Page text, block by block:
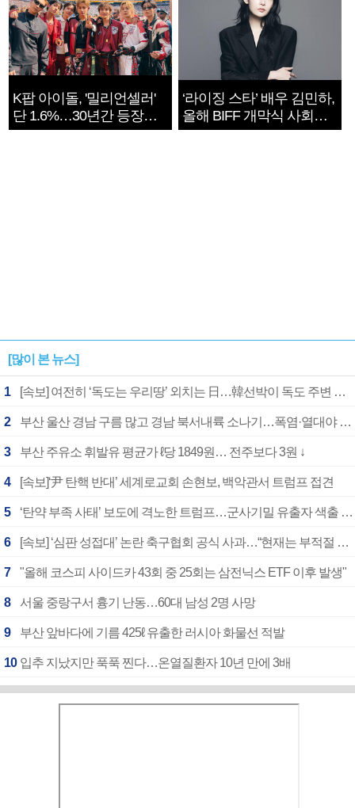
K팝 아이돌, '밀리언셀러'
단 1.6%…30년간 등장
1182개팀 전수조사
‘라이징 스타’ 배우 김민하,
올해 BIFF 개막식 사회자
확정
[많이 본 뉴스]
1 [속보] 여전히 ‘독도는 우리땅’ 외치는 日…韓선박이 독도 주변 해양조사 활동하자 반발
2 부산 울산 경남 구름 많고 경남 북서내륙 소나기…폭염·열대야 계속
3 부산 주유소 휘발유 평균가 ℓ당 1849원… 전주보다 3원 ↓
4 [속보]‘尹 탄핵 반대’ 세계로교회 손현보, 백악관서 트럼프 접견
5 ‘탄약 부족 사태’ 보도에 격노한 트럼프…군사기밀 유출자 색출 지시
6 [속보] ‘심판 성접대’ 논란 축구협회 공식 사과…“현재는 부적절 행위 없어”
7 "올해 코스피 사이드카 43회 중 25회는 삼전닉스 ETF 이후 발생"
8 서울 중랑구서 흉기 난동…60대 남성 2명 사망
9 부산 앞바다에 기름 425ℓ 유출한 러시아 화물선 적발
10 입추 지났지만 푹푹 찐다…온열질환자 10년 만에 3배